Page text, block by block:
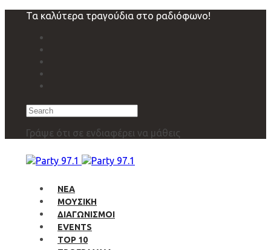
navigation
Τα καλύτερα τραγούδια στο ραδιόφωνο!
Search
Γράψε ότι σε ενδιαφέρει να μάθεις
ΝΕΑ
ΜΟΥΣΙΚΗ
ΔΙΑΓΩΝΙΣΜΟΙ
EVENTS
TOP 10